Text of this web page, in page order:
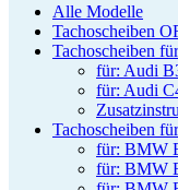
Alle Modelle
Tachoscheiben
Tachoscheiben
für: Audi
für: Audi
Tachoscheiben
für: BMW
für: BMW